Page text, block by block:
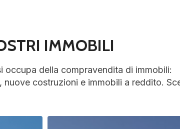
IMMOBILI
occupa della compravendita di immobili:
costruzioni e immobili a reddito.